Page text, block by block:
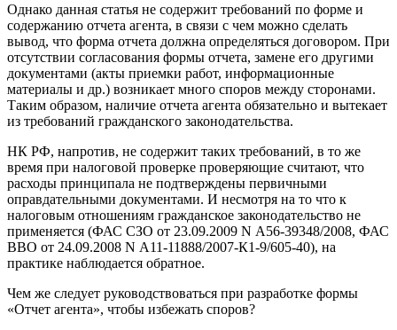
Однако данная статья не содержит требований по форме и
содержанию отчета агента, в связи с чем можно сделать
вывод, что форма отчета должна определяться договором. При
отсутствии согласования формы отчета, замене его другими
документами (акты приемки работ, информационные
материалы и др.) возникает много споров между сторонами.
Таким образом, наличие отчета агента обязательно и вытекает
из требований гражданского законодательства.
НК РФ, напротив, не содержит таких требований, в то же
время при налоговой проверке проверяющие считают, что
расходы принципала не подтверждены первичными
оправдательными документами. И несмотря на то что к
налоговым отношениям гражданское законодательство не
применяется (ФАС СЗО от 23.09.2009 N А56-39348/2008, ФАС
ВВО от 24.09.2008 N А11-11888/2007-К1-9/605-40), на
практике наблюдается обратное.
Чем же следует руководствоваться при разработке формы
«Отчет агента», чтобы избежать споров?